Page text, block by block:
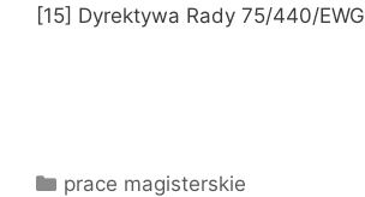
[15] Dyrektywa Rady 75/440/EWG
Kategorie
prace magisterskie